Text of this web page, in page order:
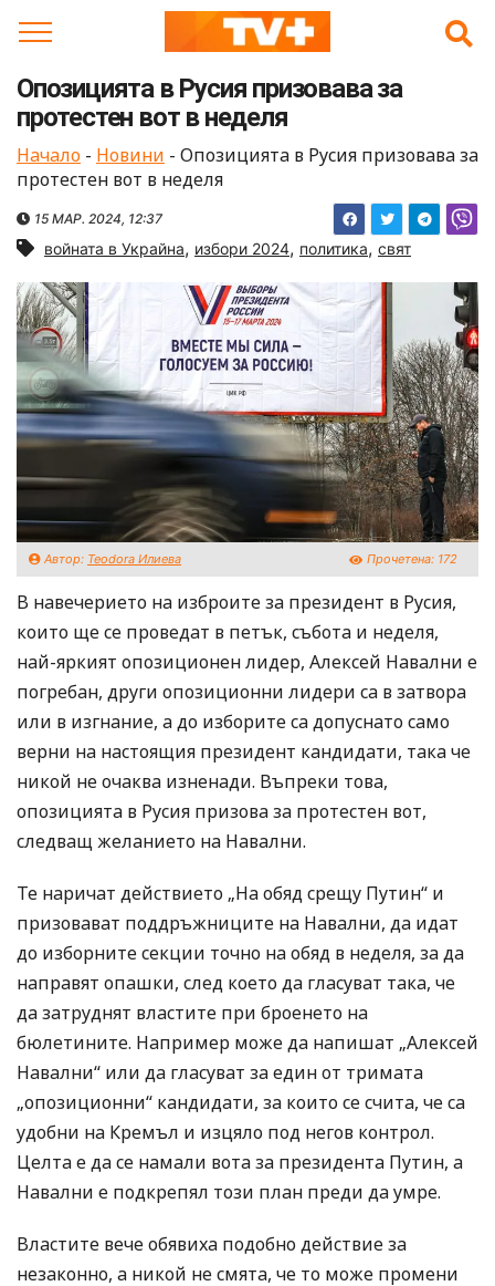
Опозицията в Русия призовава за
протестен вот в неделя
Начало - Новини - Опозицията в Русия призовава за
протестен вот в неделя
15 МАР. 2024, 12:37
войната в Украйна, избори 2024, политика, свят
Автор: Teodora Илиева Прочетена: 172
В навечерието на изброите за президент в Русия,
които ще се проведат в петък, събота и неделя,
най-яркият опозиционен лидер, Алексей Навални е
погребан, други опозиционни лидери са в затвора
или в изгнание, а до изборите са допуснато само
верни на настоящия президент кандидати, така че
никой не очаква изненади. Въпреки това,
опозицията в Русия призова за протестен вот,
следващ желанието на Навални.
Те наричат действието „На обяд срещу Путин“ и
призовават поддръжниците на Навални, да идат
до изборните секции точно на обяд в неделя, за да
направят опашки, след което да гласуват така, че
да затруднят властите при броенето на
бюлетините. Например може да напишат „Алексей
Навални“ или да гласуват за един от тримата
„опозиционни“ кандидати, за които се счита, че са
удобни на Кремъл и изцяло под негов контрол.
Целта е да се намали вота за президента Путин, а
Навални е подкрепял този план преди да умре.
Властите вече обявиха подобно действие за
незаконно, а никой не смята, че то може промени